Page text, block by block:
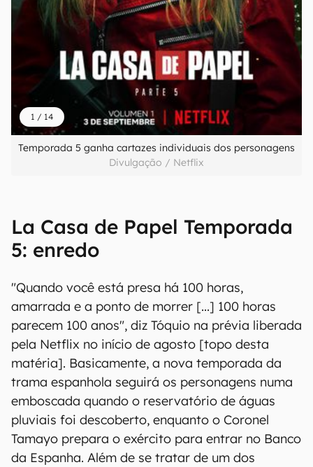
1 / 14
Temporada 5 ganha cartazes individuais dos personagens
Divulgação / Netflix
La Casa de Papel Temporada
5: enredo
"Quando você está presa há 100 horas,
amarrada e a ponto de morrer [...] 100 horas
parecem 100 anos", diz Tóquio na prévia liberada
pela Netflix no início de agosto [topo desta
matéria]. Basicamente, a nova temporada da
trama espanhola seguirá os personagens numa
emboscada quando o reservatório de águas
pluviais foi descoberto, enquanto o Coronel
Tamayo prepara o exército para entrar no Banco
da Espanha. Além de se tratar de um dos